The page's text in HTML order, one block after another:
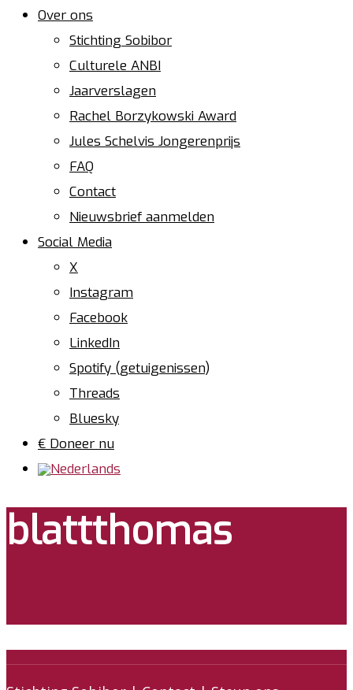
Over ons
Stichting Sobibor
Culturele ANBI
Jaarverslagen
Rachel Borzykowski Award
Jules Schelvis Jongerenprijs
FAQ
Contact
Nieuwsbrief aanmelden
Social Media
X
Instagram
Facebook
LinkedIn
Spotify (getuigenissen)
Threads
Bluesky
€ Doneer nu
blattthomas